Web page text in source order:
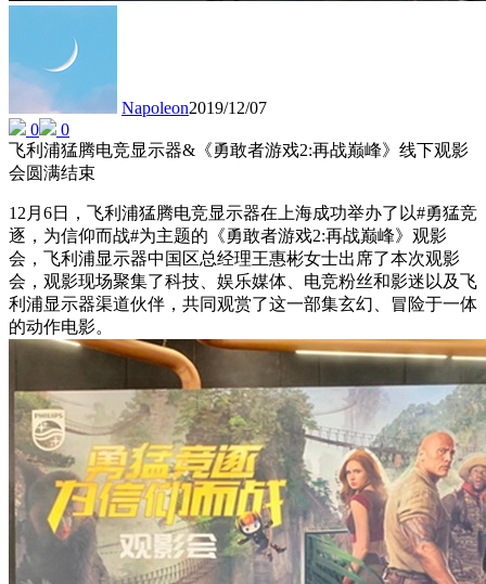
Napoleon2019/12/07
0
0
飞利浦猛腾电竞显示器&《勇敢者游戏2:再战巅峰》线下观影
会圆满结束
12月6日，飞利浦猛腾电竞显示器在上海成功举办了以#勇猛竞
逐，为信仰而战#为主题的《勇敢者游戏2:再战巅峰》观影
会，飞利浦显示器中国区总经理王惠彬女士出席了本次观影
会，观影现场聚集了科技、娱乐媒体、电竞粉丝和影迷以及飞
利浦显示器渠道伙伴，共同观赏了这一部集玄幻、冒险于一体
的动作电影。